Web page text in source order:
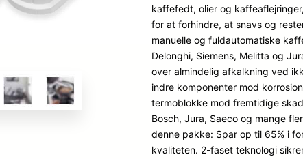
kaffefedt, olier og
for at forhindre, at snavs og
manuelle og fuldautomatiske
Delonghi, Siemens, Melitta og
over almindelig afkalkning ved
indre komponenter mod
termoblokke mod fremtidige
Bosch, Jura, Saeco og mange
denne pakke: Spar op til 65% i
kvaliteten. 2-faset teknologi